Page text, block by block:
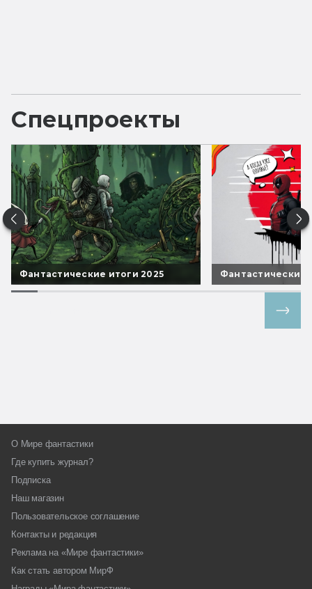
Спецпроекты
Фантастические итоги 2025 Фантастические
О Мире фантастики
Где купить журнал?
Подписка
Наш магазин
Пользовательское соглашение
Контакты и редакция
Реклама на «Мире фантастики»
Как стать автором МирФ